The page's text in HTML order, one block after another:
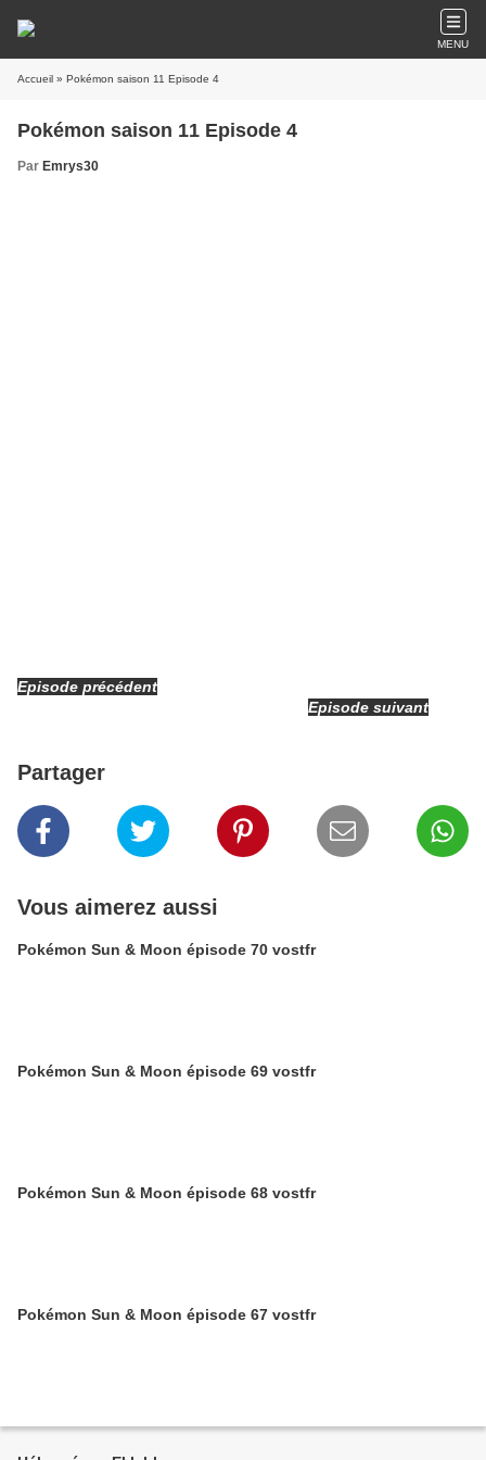
MENU
Accueil » Pokémon saison 11 Episode 4
Pokémon saison 11 Episode 4
Par Emrys30
Episode précédent
Episode suivant
Partager
Vous aimerez aussi
Pokémon Sun & Moon épisode 70 vostfr
Pokémon Sun & Moon épisode 69 vostfr
Pokémon Sun & Moon épisode 68 vostfr
Pokémon Sun & Moon épisode 67 vostfr